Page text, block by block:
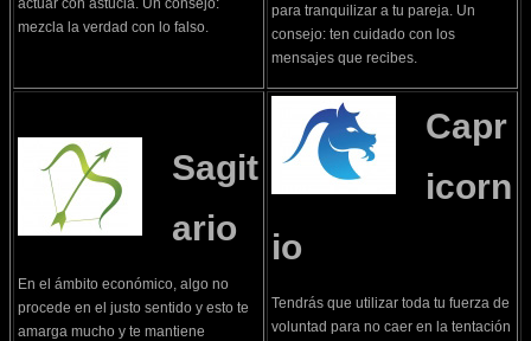
actuar con astucia. Un consejo:
mezcla la verdad con lo falso.
para tranquilizar a tu pareja. Un
consejo: ten cuidado con los
mensajes que recibes.
Sagit
ario
En el ámbito económico, algo no
procede en el justo sentido y esto te
amarga mucho y te mantiene
Capr
icorn
io
Tendrás que utilizar toda tu fuerza de
voluntad para no caer en la tentación